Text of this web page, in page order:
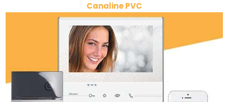
Canaline PVC